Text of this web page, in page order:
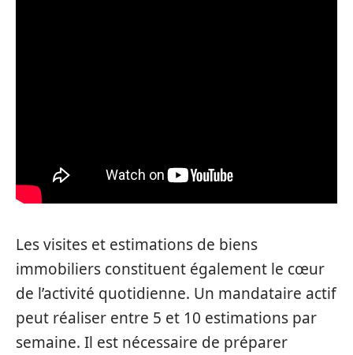
Les visites et estimations de biens
immobiliers constituent également le cœur
de l’activité quotidienne. Un mandataire actif
peut réaliser entre 5 et 10 estimations par
semaine. Il est nécessaire de préparer